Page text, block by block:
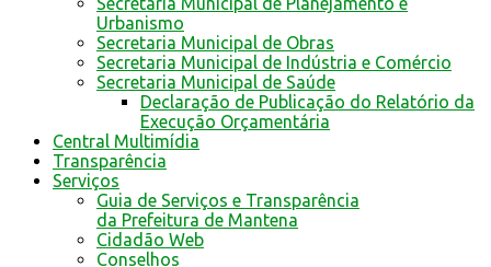
Urbanismo
Secretaria Municipal de Obras
Secretaria Municipal de Indústria e Comércio
Secretaria Municipal de Saúde
Declaração de Publicação do Relatório da
Execução Orçamentária
Central Multimídia
Transparência
Serviços
Guia de Serviços e Transparência
da Prefeitura de Mantena
Cidadão Web
Conselhos